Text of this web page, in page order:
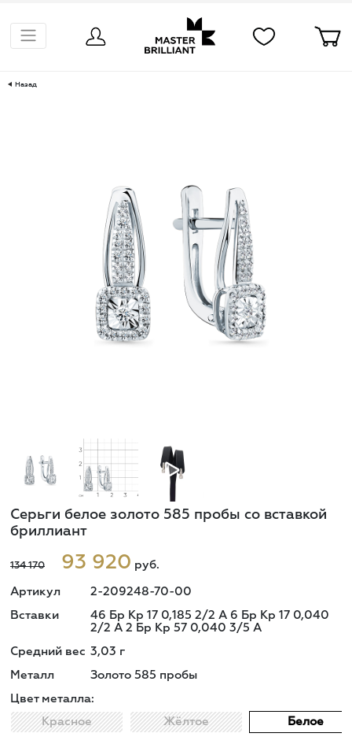
Назад
Серьги белое золото 585 пробы со вставкой
бриллиант
134 170 93 920 руб.
Артикул 2-209248-70-00
Вставки
46 Бр Кр 17 0,185 2/2 A 6 Бр Кр 17 0,040
2/2 A 2 Бр Кр 57 0,040 3/5 A
Средний вес 3,03 г
Металл Золото 585 пробы
Цвет металла:
Красное Жёлтое Белое